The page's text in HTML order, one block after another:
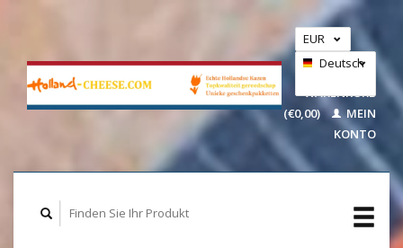
EUR
GBPDeutsch
Nederlands
IHR
WARENKORB
(€0,00)
MEIN
KONTO